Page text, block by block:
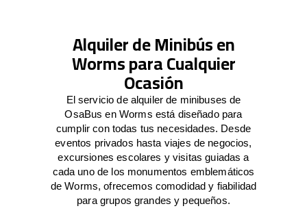
Alquiler de Minibús en
Worms para Cualquier
Ocasión
El servicio de alquiler de minibuses de
OsaBus en Worms está diseñado para
cumplir con todas tus necesidades. Desde
eventos privados hasta viajes de negocios,
excursiones escolares y visitas guiadas a
cada uno de los monumentos emblemáticos
de Worms, ofrecemos comodidad y fiabilidad
para grupos grandes y pequeños.